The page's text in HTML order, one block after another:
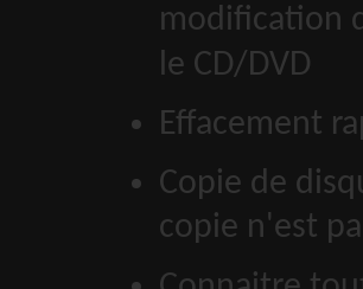
modification
le CD/DVD
Effacement
Copie de
copie n'est